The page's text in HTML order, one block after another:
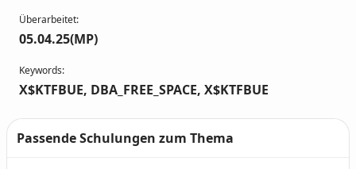
Überarbeitet:
05.04.25(MP)
Keywords:
X$KTFBUE, DBA_FREE_SPACE, X$KTFBUE
Passende Schulungen zum Thema